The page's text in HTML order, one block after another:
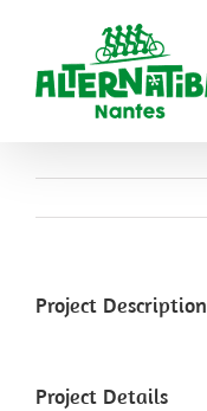
Project Description
Project Details